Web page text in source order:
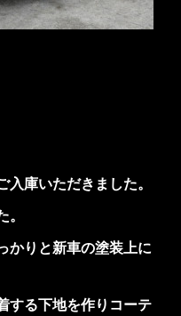
庫いただきました。
かりと新車の塗装上に
する下地を作りコーテ